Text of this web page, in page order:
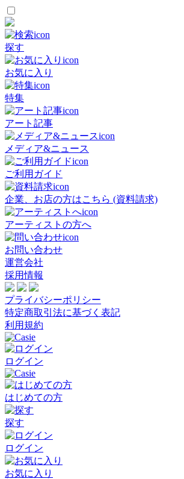
探す
お気に入り
特集
アート記事
メディア&ニュース
ご利用ガイド
企業、お店の方はこちら (資料請求)
アーティストの方へ
お問い合わせ
運営会社
採用情報
プライバシーポリシー
特定商取引法に基づく表記
利用規約
ログイン
はじめての方
探す
ログイン
お気に入り